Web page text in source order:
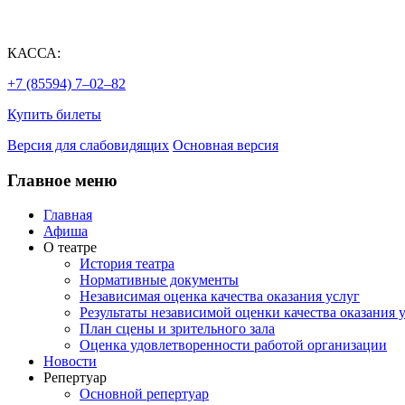
КАССА:
+7 (85594) 7‒02‒82
Купить билеты
Версия для слабовидящих Основная версия
Главное меню
Главная
Афиша
О театре
История театра
Нормативные документы
Независимая оценка качества оказания услуг
Результаты независимой оценки качества оказания
План сцены и зрительного зала
Оценка удовлетворенности работой организации
Новости
Репертуар
Основной репертуар